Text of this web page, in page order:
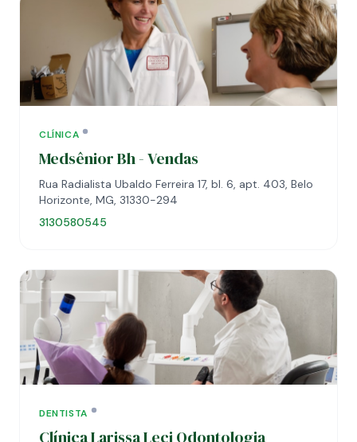
CLÍNICA
Medsênior Bh - Vendas
Rua Radialista Ubaldo Ferreira 17, bl. 6, apt. 403, Belo
Horizonte, MG, 31330-294
3130580545
DENTISTA
Clínica Larissa Leci Odontologia